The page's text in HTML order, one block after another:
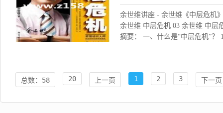
余世维讲座 - 余世维《中层危机
余世维 中层危机 03 余世维 中层
摘要： 一、什么是“中层危机”？
总数：58 20 上一页 1 2 3 下一页